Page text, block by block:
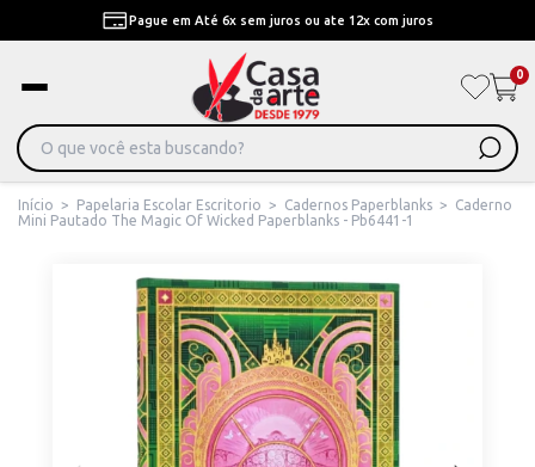
Pague em Até 6x sem juros ou ate 12x com juros
0
Início > Papelaria Escolar Escritorio > Cadernos Paperblanks >
Caderno
Mini Pautado The Magic Of Wicked Paperblanks - Pb6441-1